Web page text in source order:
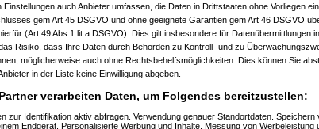
auch Anbieter umfassen, die Daten in Drittstaaten ohne Vorliegen
gem Art 45 DSGVO und ohne geeignete Garantien gem Art 46 DSGVO
(Art 49 Abs 1 lit a DSGVO). Dies gilt insbesondere für Datenübermittlungen
Risiko, dass Ihre Daten durch Behörden zu Kontroll- und zu
möglicherweise auch ohne Rechtsbehelfsmöglichkeiten. Dies können Sie
in der Liste keine Einwilligung abgeben.
verarbeiten Daten, um Folgendes bereitzustellen:
zur Identifikation aktiv abfragen. Verwendung genauer Standortdaten. Speichern
Endgerät. Personalisierte Werbung und Inhalte, Messung von Werbeleistung